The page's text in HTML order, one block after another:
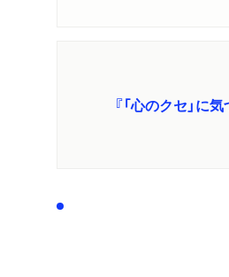
『「心のクセ」に